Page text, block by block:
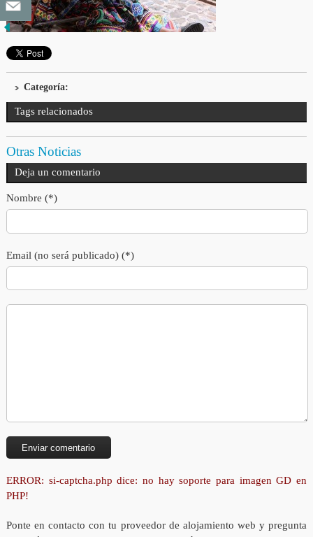
Categoría:
Tags relacionados
Otras Noticias
Deja un comentario
Nombre (*)
Email (no será publicado) (*)
ERROR: si-captcha.php dice: no hay soporte para imagen GD en
PHP!
Ponte en contacto con tu proveedor de alojamiento web y pregunta